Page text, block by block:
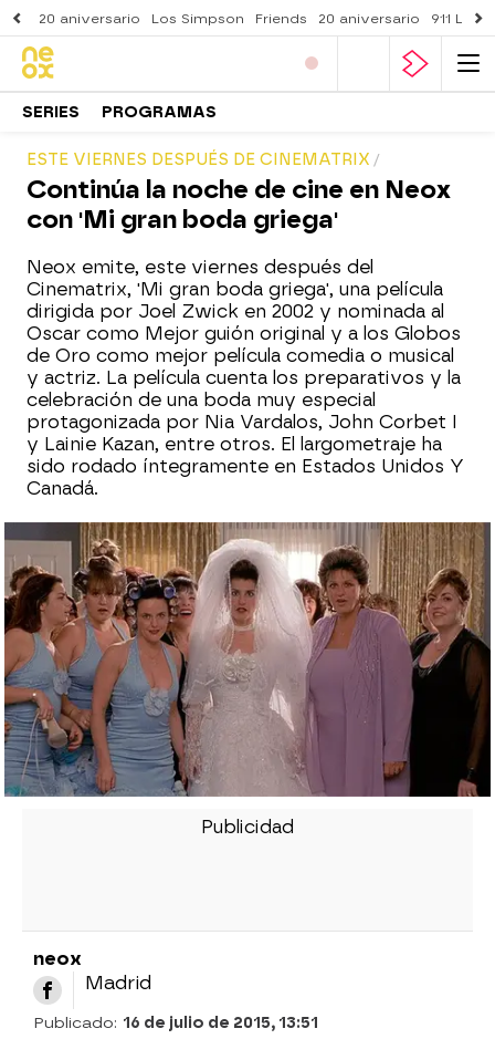
20 aniversario Los Simpson Friends 20 aniversario 911
SERIES PROGRAMAS
ESTE VIERNES DESPUÉS DE CINEMATRIX
Continúa la noche de cine en Neox
con 'Mi gran boda griega'
Neox emite, este viernes después del
Cinematrix, 'Mi gran boda griega', una película
dirigida por Joel Zwick en 2002 y nominada al
Oscar como Mejor guión original y a los Globos
de Oro como mejor película comedia o musical
y actriz. La película cuenta los preparativos y la
celebración de una boda muy especial
protagonizada por Nia Vardalos, John Corbet I
y Lainie Kazan, entre otros. El largometraje ha
sido rodado íntegramente en Estados Unidos Y
Canadá.
neox
Madrid
Publicado: 16 de julio de 2015, 13:51